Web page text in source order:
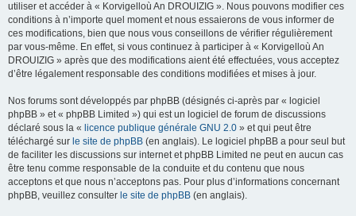
utiliser et accéder à « Korvigelloù An DROUIZIG ». Nous pouvons modifier ces
conditions à n’importe quel moment et nous essaierons de vous informer de
ces modifications, bien que nous vous conseillons de vérifier régulièrement
par vous-même. En effet, si vous continuez à participer à « Korvigelloù An
DROUIZIG » après que des modifications aient été effectuées, vous acceptez
d’être légalement responsable des conditions modifiées et mises à jour.
Nos forums sont développés par phpBB (désignés ci-après par « logiciel
phpBB » et « phpBB Limited ») qui est un logiciel de forum de discussions
déclaré sous la « licence publique générale GNU 2.0 » et qui peut être
téléchargé sur le site de phpBB (en anglais). Le logiciel phpBB a pour seul but
de faciliter les discussions sur internet et phpBB Limited ne peut en aucun cas
être tenu comme responsable de la conduite et du contenu que nous
acceptons et que nous n’acceptons pas. Pour plus d’informations concernant
phpBB, veuillez consulter le site de phpBB (en anglais).